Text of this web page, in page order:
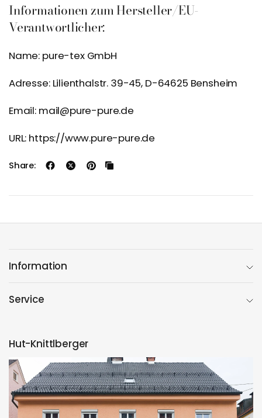
Informationen zum Hersteller/EU-
Verantwortlicher:
Name: pure-tex GmbH
Adresse: Lilienthalstr. 39-45, D-64625 Bensheim
Email: mail@pure-pure.de
URL: https://www.pure-pure.de
Share:
Information
Service
Hut-Knittlberger